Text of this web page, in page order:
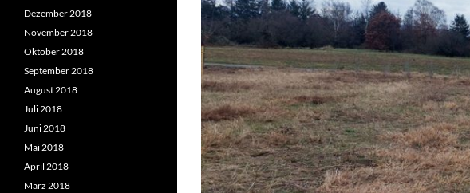
Dezember 2018
November 2018
Oktober 2018
September 2018
August 2018
Juli 2018
Juni 2018
Mai 2018
April 2018
März 2018